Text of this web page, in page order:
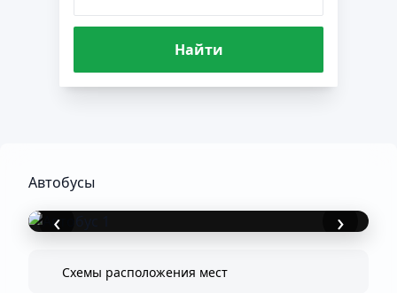
Найти
Автобусы
‹ ›
Схемы расположения мест